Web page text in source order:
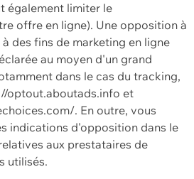
également limiter le
offre en ligne). Une opposition à
des fins de marketing en ligne
au moyen d'un grand
dans le cas du tracking,
optout.aboutads.info et
. En outre, vous
indications d'opposition dans le
aux prestataires de
utilisés.